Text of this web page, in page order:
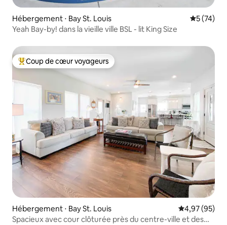
Hébergement ⋅ Bay St. Louis
5 (74)
Yeah Bay-by! dans la vieille ville BSL - lit King Size
Coups de cœur voyageurs les plus appréciés
Coup de cœur voyageurs
Hébergement ⋅ Bay St. Louis Évaluation
4,97 (95)
Spacieux avec cour clôturée près du centre-ville et des